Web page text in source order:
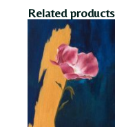
Related products